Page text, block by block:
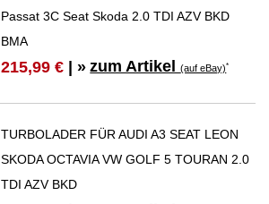
Passat 3C Seat Skoda 2.0 TDI AZV BKD
BMA
215,99 € | » zum Artikel(auf eBay)*
TURBOLADER FÜR AUDI A3 SEAT LEON
SKODA OCTAVIA VW GOLF 5 TOURAN 2.0
TDI AZV BKD